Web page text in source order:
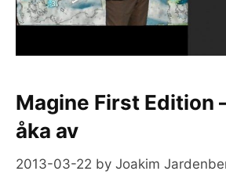
Magine First Edition
åka av
2013-03-22 by Joakim